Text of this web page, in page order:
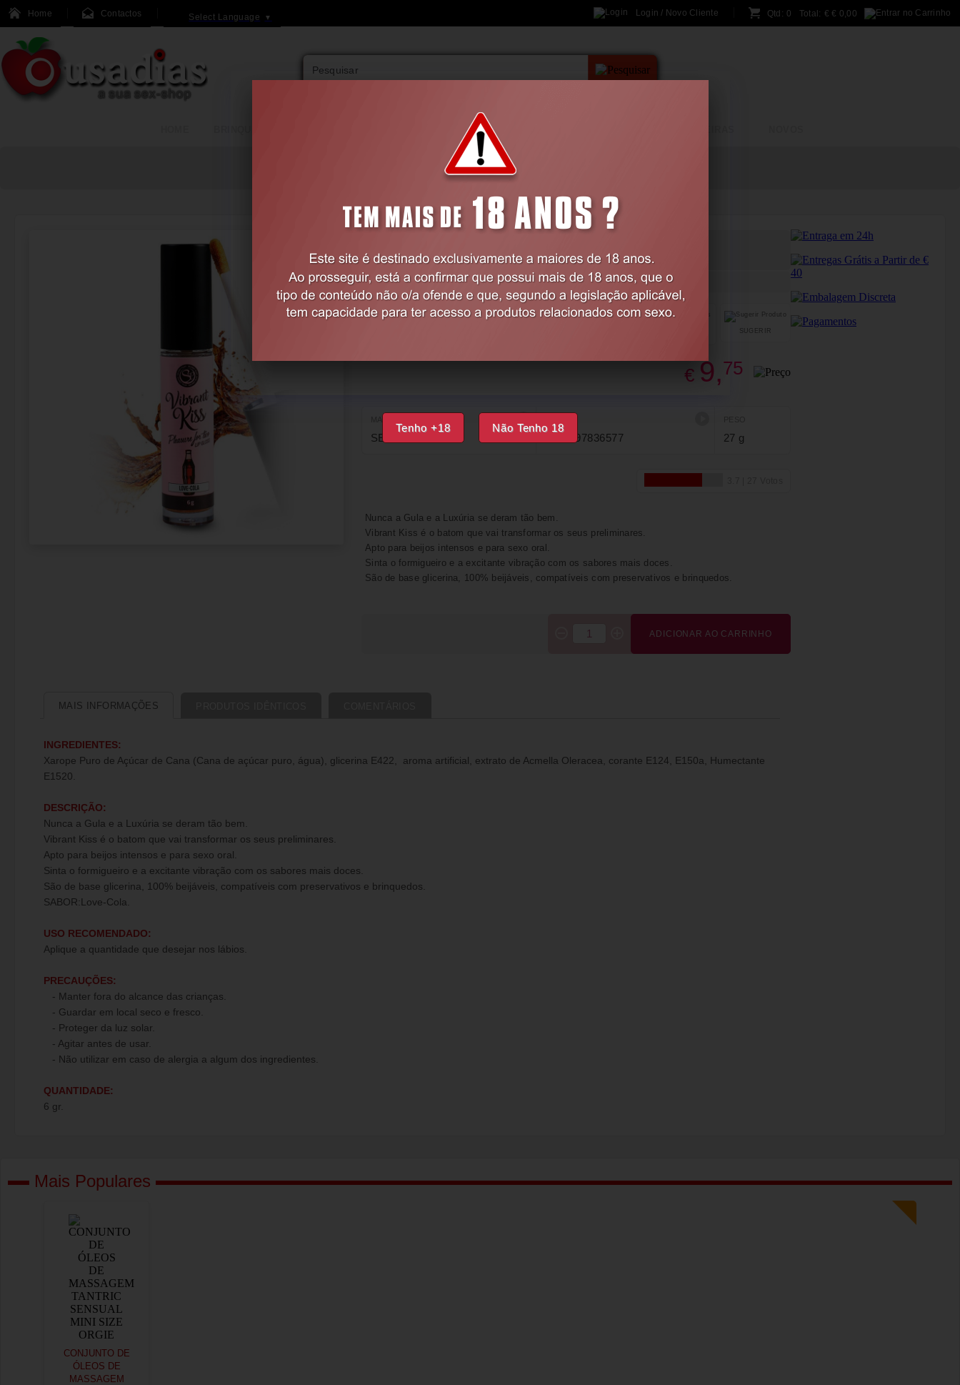
Tenho +18 Não Tenho 18
Home Contactos Select Language ▼ Login / Novo Cliente Qtd: 0 Total: €€ 0,00
LINGERIE
FARMÁCIA
LIP GLOSS DE LOVE COLA VIBRANT KISS 6GR
Código:EX14720
SUGERIR
€ 9,75
SECRET PLAY 8435097836577 27 g
Nunca a Gula e a Luxúria se deram tão bem.
Vibrant Kiss é o batom que vai transformar os seus preliminares.
Apto para beijos intensos e para sexo oral.
Sinta o formigueiro e a excitante vibração com os sabores mais doces.
São de base glicerina, 100% beijáveis, compatíveis com preservativos e brinquedos.
ADICIONAR AO CARRINHO
MAIS INFORMAÇÕES
INGREDIENTES:
Xarope Puro de Açúcar de Cana (Cana de açúcar puro, água), glicerina E422, aroma artificial, extrato de Acmella Oleracea, corante E124, E150a, Humectante
E1520.
DESCRIÇÃO:
Nunca a Gula e a Luxúria se deram tão bem.
Vibrant Kiss é o batom que vai transformar os seus preliminares.
Apto para beijos intensos e para sexo oral.
Sinta o formigueiro e a excitante vibração com os sabores mais doces.
São de base glicerina, 100% beijáveis, compatíveis com preservativos e brinquedos.
SABOR:Love-Cola.
USO RECOMENDADO:
Aplique a quantidade que desejar nos lábios.
PRECAUÇÕES:
- Manter fora do alcance das crianças.
- Guardar em local seco e fresco.
- Proteger da luz solar.
- Agitar antes de usar.
- Não utilizar em caso de alergia a algum dos ingredientes.
QUANTIDADE:
6 gr.
Mais Populares
CONJUNTO DE
ÓLEOS DE
MASSAGEM